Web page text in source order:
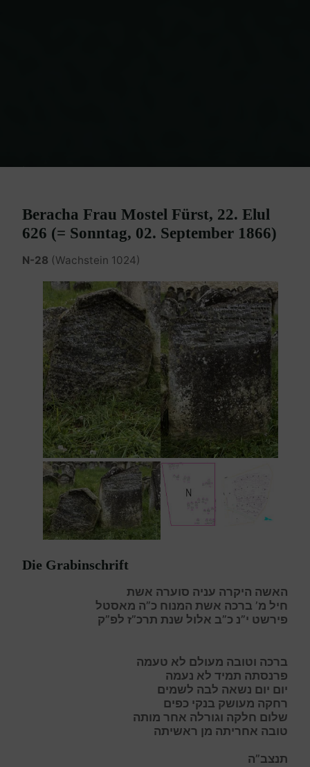
Home
Beracha Frau Mostel Fürst, 22. Elul
626 (= Sonntag, 02. September 1866)
N-28 (Wachstein 1024)
Die Grabinschrift
האשה היקרה עניה סוערה אשת
חיל מ’ ברכה אשת המנוח כ”ה מאסטל
פירשט י”נ כ”ב אלול שנת תרכ”ז לפ”ק
ברכה וטובה מעולם לא טעמה
פרנסתה תמיד לא נעמה
יום יום נשאה לבה לשמים
רחקה מעושק בנקי כפים
שלום חלקה וגורלה אחר מותה
טובה אחריתה מן ראשיתה
תנצב”ה